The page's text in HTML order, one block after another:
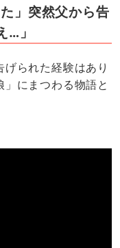
」突然父から告
…」
られた経験はあり
にまつわる物語と